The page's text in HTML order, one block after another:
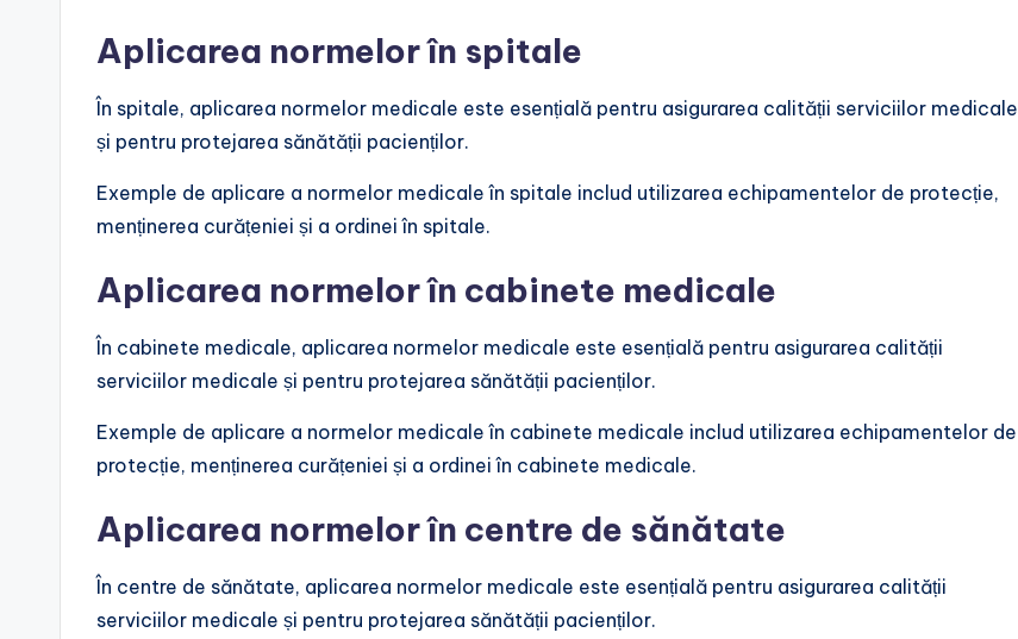
Aplicarea normelor în spitale
În spitale, aplicarea normelor medicale este esențială pentru asigurarea calității serviciilor medicale
și pentru protejarea sănătății pacienților.
Exemple de aplicare a normelor medicale în spitale includ utilizarea echipamentelor de protecție,
menținerea curățeniei și a ordinei în spitale.
Aplicarea normelor în cabinete medicale
În cabinete medicale, aplicarea normelor medicale este esențială pentru asigurarea calității
serviciilor medicale și pentru protejarea sănătății pacienților.
Exemple de aplicare a normelor medicale în cabinete medicale includ utilizarea echipamentelor de
protecție, menținerea curățeniei și a ordinei în cabinete medicale.
Aplicarea normelor în centre de sănătate
În centre de sănătate, aplicarea normelor medicale este esențială pentru asigurarea calității
serviciilor medicale și pentru protejarea sănătății pacienților.